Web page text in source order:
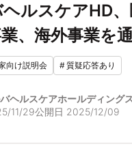
ルスケアHD
、海外事業を
向け説明会 #質疑応答あり
ヘルスケアホールディング
11/29公開日 2025/12/09